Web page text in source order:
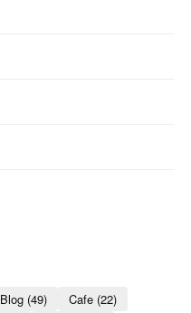
Blog(49) Cafe(22)